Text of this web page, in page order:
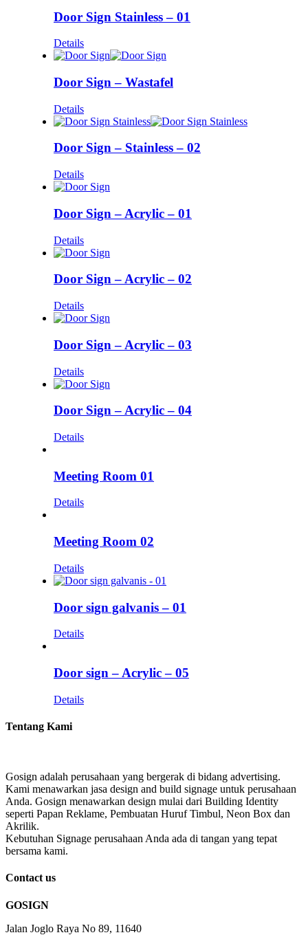
Door Sign Stainless – 01
Details
Door Sign – Wastafel
Details
Door Sign – Stainless – 02
Details
Door Sign – Acrylic – 01
Details
Door Sign – Acrylic – 02
Details
Door Sign – Acrylic – 03
Details
Door Sign – Acrylic – 04
Details
Meeting Room 01
Details
Meeting Room 02
Details
Door sign galvanis – 01
Details
Door sign – Acrylic – 05
Details
Tentang Kami
Gosign adalah perusahaan yang bergerak di bidang advertising.
Kami menawarkan jasa design and build signage untuk perusahaan
Anda. Gosign menawarkan design mulai dari Building Identity
seperti Papan Reklame, Pembuatan Huruf Timbul, Neon Box dan
Akrilik.
Kebutuhan Signage perusahaan Anda ada di tangan yang tepat
bersama kami.
Contact us
GOSIGN
Jalan Joglo Raya No 89, 11640